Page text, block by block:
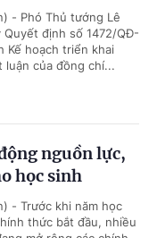
- Phó Thủ tướng Lê
Quyết định số 1472/QĐ-
Kế hoạch triển khai
luận của đồng chí...
nguồn lực,
học sinh
- Trước khi năm học
thức bắt đầu, nhiều